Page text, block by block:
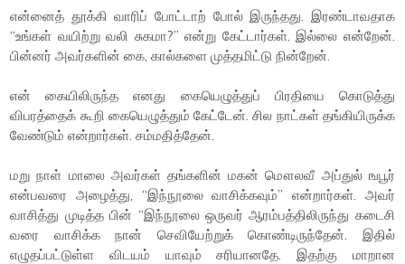
என்னைத் தூக்கி வாரிப் போட்டாற் போல் இருந்தது. இரண்டாவதாக
“உங்கள் வயிற்று வலி சுகமா?” என்று கேட்டார்கள். இல்லை என்றேன்.
பின்னர் அவர்களின் கை, கால்களை முத்தமிட்டு நின்றேன்.
என் கையிலிருந்த எனது கையெழுத்துப் பிரதியை கொடுத்து
விபரத்தைக் கூறி கையெழுத்தும் கேட்டேன். சில நாட்கள் தங்கியிருக்க
வேண்டும் என்றார்கள். சம்மதித்தேன்.
மறு நாள் மாலை அவர்கள் தங்களின் மகன் மௌலவீ அப்துல் ஙபூர்
என்பவரை அழைத்து, “இந்நூலை வாசிக்கவும்” என்றார்கள். அவர்
வாசித்து முடித்த பின் “இந்நூலை ஒருவர் ஆரம்பத்திலிருந்து கடைசி
வரை வாசிக்க நான் செவியேற்றுக் கொண்டிருந்தேன். இதில்
எழுதப்பட்டுள்ள விடயம் யாவும் சரியானதே. இதற்கு மாறான